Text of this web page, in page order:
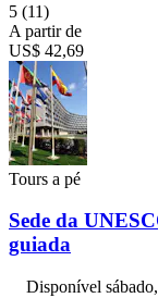
5 (11)
A partir de
US$ 42,69
Tours a pé
Sede da
guiada
Disponível